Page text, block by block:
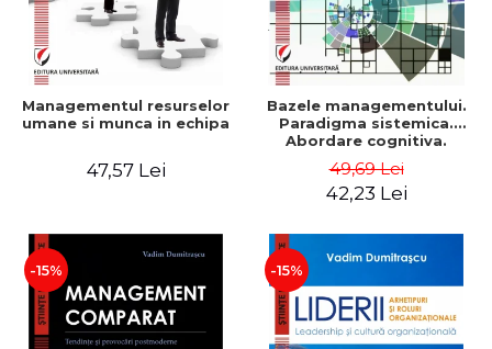
Managementul resurselor
umane si munca in echipa
47,57 Lei
Bazele managementului.
Paradigma sistemica.
Abordare cognitiva.
comportamentala - Vadim
Dumitrascu
49,69 Lei
42,23 Lei
-15% -15%